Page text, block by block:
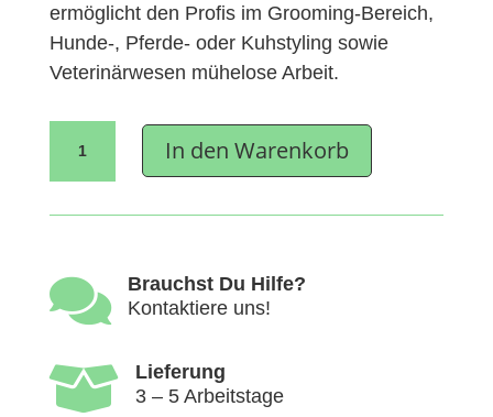
ermöglicht den Profis im Grooming-Bereich,
Hunde-, Pferde- oder Kuhstyling sowie
Veterinärwesen mühelose Arbeit.
Opal
Akku
In den Warenkorb

Brauchst Du Hilfe?
Kontaktiere uns!

Lieferung
3 – 5 Arbeitstage